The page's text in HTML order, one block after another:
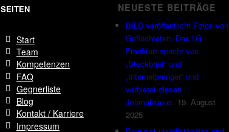
SEITEN
Start
Team
Kompetenzen
FAQ
Gegnerliste
Blog
Kontakt / Karriere
Impressum
NEUESTE BEITRÄGE
BILD veröffentlicht Fotos von
Geflüchteten. Das LG
Frankfurt spricht von
„Steckbrief“ und
„Internetpranger“ und
verbietet diesen
Journalismus. 19. August
2025